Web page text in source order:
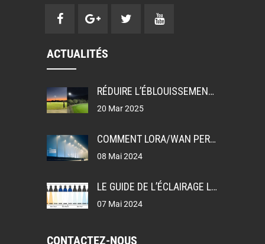
ACTUALITÉS
RÉDUIRE L’ÉBLOUISSEMENT: UGR, GR ET TI DANS LA CONCEPTION DE L’ÉCLAIRAGE
20 Mar 2025
COMMENT LORA/WAN PERMET L’ÉCLAIRAGE PUBLIC INTELLIGENT
08 Mai 2024
LE GUIDE DE L’ÉCLAIRAGE LEDEX
07 Mai 2024
CONTACTEZ-NOUS